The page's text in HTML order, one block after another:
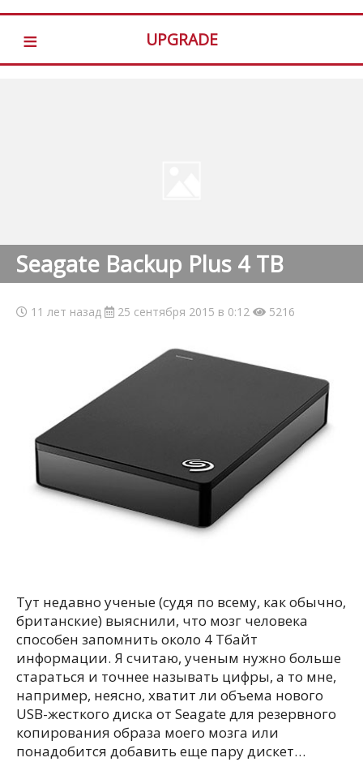
≡ UPGRADE
Seagate Backup Plus 4 TB
11 лет назад 25 сентября 2015 в 0:12 5216
Тут недавно ученые (судя по всему, как обычно,
британские) выяснили, что мозг человека
способен запомнить около 4 Тбайт
информации. Я считаю, ученым нужно больше
стараться и точнее называть цифры, а то мне,
например, неясно, хватит ли объема нового
USB-жесткого диска от Seagate для резервного
копирования образа моего мозга или
понадобится добавить еще пару дискет…